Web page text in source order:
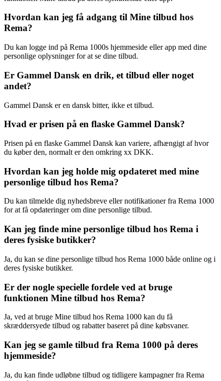
Hvordan kan jeg få adgang til Mine tilbud hos
Rema?
Du kan logge ind på Rema 1000s hjemmeside eller app med dine
personlige oplysninger for at se dine tilbud.
Er Gammel Dansk en drik, et tilbud eller noget
andet?
Gammel Dansk er en dansk bitter, ikke et tilbud.
Hvad er prisen på en flaske Gammel Dansk?
Prisen på en flaske Gammel Dansk kan variere, afhængigt af hvor
du køber den, normalt er den omkring xx DKK.
Hvordan kan jeg holde mig opdateret med mine
personlige tilbud hos Rema?
Du kan tilmelde dig nyhedsbreve eller notifikationer fra Rema 1000
for at få opdateringer om dine personlige tilbud.
Kan jeg finde mine personlige tilbud hos Rema i
deres fysiske butikker?
Ja, du kan se dine personlige tilbud hos Rema 1000 både online og i
deres fysiske butikker.
Er der nogle specielle fordele ved at bruge
funktionen Mine tilbud hos Rema?
Ja, ved at bruge Mine tilbud hos Rema 1000 kan du få
skræddersyede tilbud og rabatter baseret på dine købsvaner.
Kan jeg se gamle tilbud fra Rema 1000 på deres
hjemmeside?
Ja, du kan finde udløbne tilbud og tidligere kampagner fra Rema